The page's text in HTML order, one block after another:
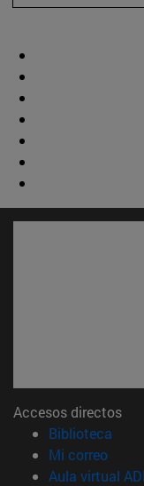
Accesos directos
Biblioteca
Mi correo(abre
Aula virtual ADI